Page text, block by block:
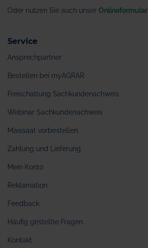
Oder nutzen Sie auch unser Onlineformular
Service
Ansprechpartner
Bestellen bei myAGRAR
Freischaltung Sachkundenachweis
Webinar Sachkundenachweis
Maissaat vorbestellen
Zahlung und Lieferung
Mein Konto
Reklamation
Feedback
Häufig gestellte Fragen
Kontakt